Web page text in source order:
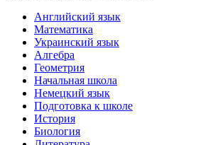
Английский язык
Математика
Украинский язык
Алгебра
Геометрия
Начальная школа
Немецкий язык
Подготовка к школе
История
Биология